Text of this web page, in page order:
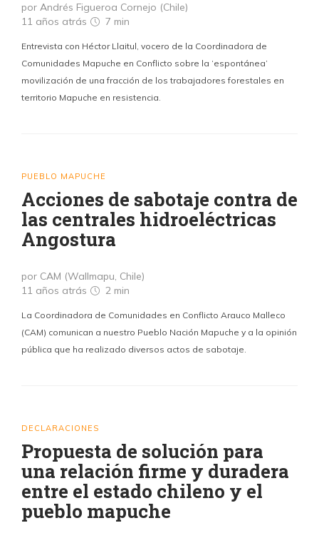
por Andrés Figueroa Cornejo (Chile)
11 años atrás
7 min
Entrevista con Héctor Llaitul, vocero de la Coordinadora de
Comunidades Mapuche en Conflicto sobre la ‘espontánea’
movilización de una fracción de los trabajadores forestales en
territorio Mapuche en resistencia.
PUEBLO MAPUCHE
Acciones de sabotaje contra de
las centrales hidroeléctricas
Angostura
por CAM (Wallmapu, Chile)
11 años atrás
2 min
La Coordinadora de Comunidades en Conflicto Arauco Malleco
(CAM) comunican a nuestro Pueblo Nación Mapuche y a la opinión
pública que ha realizado diversos actos de sabotaje.
DECLARACIONES
Propuesta de solución para
una relación firme y duradera
entre el estado chileno y el
pueblo mapuche